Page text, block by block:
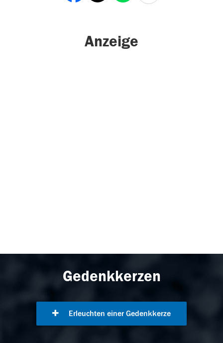
Anzeige
Gedenkkerzen
Erleuchten einer Gedenkkerze